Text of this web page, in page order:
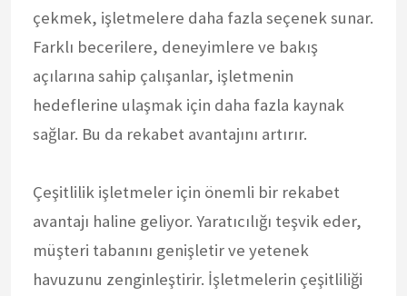
çekmek, işletmelere daha fazla seçenek sunar.
Farklı becerilere, deneyimlere ve bakış
açılarına sahip çalışanlar, işletmenin
hedeflerine ulaşmak için daha fazla kaynak
sağlar. Bu da rekabet avantajını artırır.
Çeşitlilik işletmeler için önemli bir rekabet
avantajı haline geliyor. Yaratıcılığı teşvik eder,
müşteri tabanını genişletir ve yetenek
havuzunu zenginleştirir. İşletmelerin çeşitliliği